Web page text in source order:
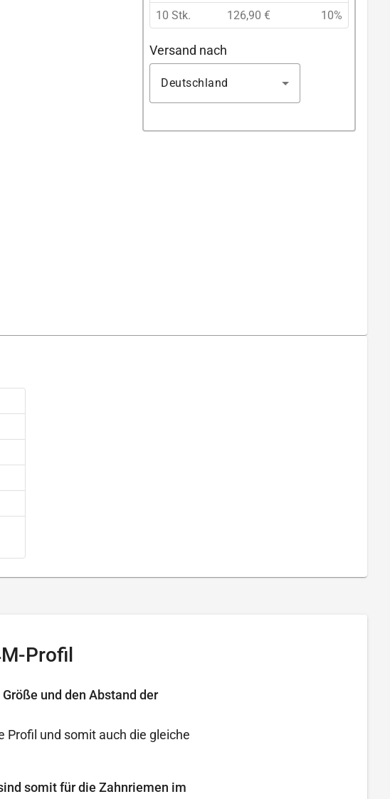
10 Stk.
126,90 € 10%
Versand nach
Deutschland
Profil
und den Abstand der
Profil und somit auch die gleiche
somit für die Zahnriemen im